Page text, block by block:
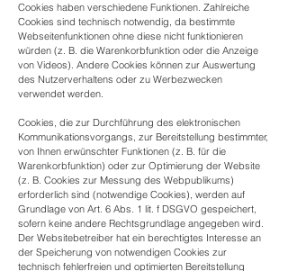
Cookies haben verschiedene Funktionen. Zahlreiche
Cookies sind technisch notwendig, da bestimmte
Webseitenfunktionen ohne diese nicht funktionieren
würden (z. B. die Warenkorbfunktion oder die Anzeige
von Videos). Andere Cookies können zur Auswertung
des Nutzerverhaltens oder zu Werbezwecken
verwendet werden.
Cookies, die zur Durchführung des elektronischen
Kommunikationsvorgangs, zur Bereitstellung bestimmter,
von Ihnen erwünschter Funktionen (z. B. für die
Warenkorbfunktion) oder zur Optimierung der Website
(z. B. Cookies zur Messung des Webpublikums)
erforderlich sind (notwendige Cookies), werden auf
Grundlage von Art. 6 Abs. 1 lit. f DSGVO gespeichert,
sofern keine andere Rechtsgrundlage angegeben wird.
Der Websitebetreiber hat ein berechtigtes Interesse an
der Speicherung von notwendigen Cookies zur
technisch fehlerfreien und optimierten Bereitstellung